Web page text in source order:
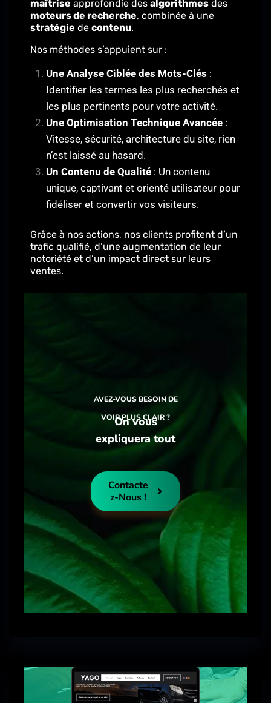
maîtrise approfondie des algorithmes des
moteurs de recherche, combinée à une
stratégie de contenu.
Nos méthodes s’appuient sur :
Une Analyse Ciblée des Mots-Clés :
Identifier les termes les plus recherchés et
les plus pertinents pour votre activité.
Une Optimisation Technique Avancée:
Vitesse, sécurité, architecture du site, rien
n’est laissé au hasard.
Un Contenu de Qualité: Un contenu
unique, captivant et orienté utilisateur pour
fidéliser et convertir vos visiteurs.
Grâce à nos actions, nos clients profitent d’un
trafic qualifié, d’une augmentation de leur
notoriété et d’un impact direct sur leurs
ventes.
AVEZ-VOUS BESOIN DE
VOIR PLUS CLAIR ?
On vous
expliquera tout
Contacte
Z-Nous !